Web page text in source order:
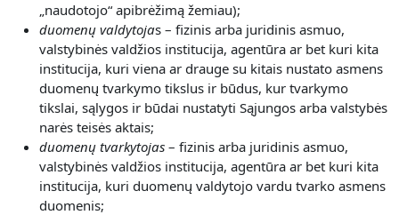
„naudotojo“ apibrėžimą žemiau);
duomenų valdytojas – fizinis arba juridinis asmuo,
valstybinės valdžios institucija, agentūra ar bet kuri kita
institucija, kuri viena ar drauge su kitais nustato asmens
duomenų tvarkymo tikslus ir būdus, kur tvarkymo
tikslai, sąlygos ir būdai nustatyti Sąjungos arba valstybės
narės teisės aktais;
duomenų tvarkytojas – fizinis arba juridinis asmuo,
valstybinės valdžios institucija, agentūra ar bet kuri kita
institucija, kuri duomenų valdytojo vardu tvarko asmens
duomenis;